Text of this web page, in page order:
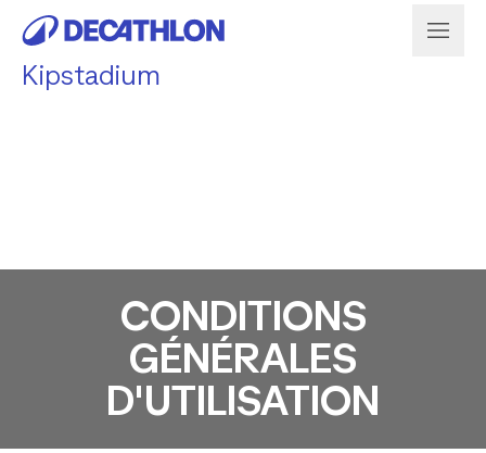
Kipstadium
CONDITIONS
GÉNÉRALES
D'UTILISATION